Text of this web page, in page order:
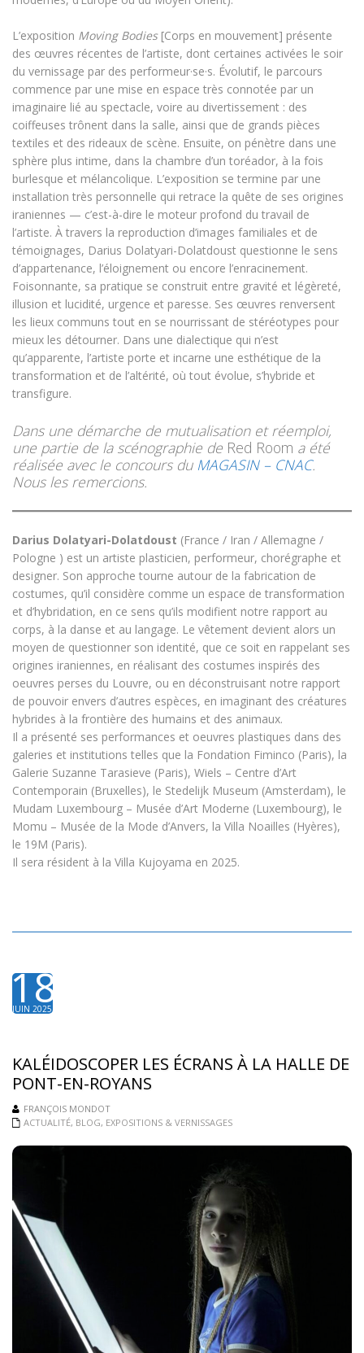
L’exposition Moving Bodies [Corps en mouvement] présente
des œuvres récentes de l’artiste, dont certaines activées le soir
du vernissage par des performeur·se·s. Évolutif, le parcours
commence par une mise en espace très connotée par un
imaginaire lié au spectacle, voire au divertissement : des
coiffeuses trônent dans la salle, ainsi que de grands pièces
textiles et des rideaux de scène. Ensuite, on pénètre dans une
sphère plus intime, dans la chambre d’un toréador, à la fois
burlesque et mélancolique. L’exposition se termine par une
installation très personnelle qui retrace la quête de ses origines
iraniennes — c’est-à-dire le moteur profond du travail de
l’artiste. À travers la reproduction d’images familiales et de
témoignages, Darius Dolatyari-Dolatdoust questionne le sens
d’appartenance, l’éloignement ou encore l’enracinement.
Foisonnante, sa pratique se construit entre gravité et légèreté,
illusion et lucidité, urgence et paresse. Ses œuvres renversent
les lieux communs tout en se nourrissant de stéréotypes pour
mieux les détourner. Dans une dialectique qui n’est
qu’apparente, l’artiste porte et incarne une esthétique de la
transformation et de l’altérité, où tout évolue, s’hybride et
transfigure.
Dans une démarche de mutualisation et réemploi,
une partie de la scénographie de Red Room a été
réalisée avec le concours du MAGASIN – CNAC.
Nous les remercions.
Darius Dolatyari-Dolatdoust (France / Iran / Allemagne /
Pologne ) est un artiste plasticien, performeur, chorégraphe et
designer. Son approche tourne autour de la fabrication de
costumes, qu’il considère comme un espace de transformation
et d’hybridation, en ce sens qu’ils modifient notre rapport au
corps, à la danse et au langage. Le vêtement devient alors un
moyen de questionner son identité, que ce soit en rappelant ses
origines iraniennes, en réalisant des costumes inspirés des
oeuvres perses du Louvre, ou en déconstruisant notre rapport
de pouvoir envers d’autres espèces, en imaginant des créatures
hybrides à la frontière des humains et des animaux.
Il a présenté ses performances et oeuvres plastiques dans des
galeries et institutions telles que la Fondation Fiminco (Paris), la
Galerie Suzanne Tarasieve (Paris), Wiels – Centre d’Art
Contemporain (Bruxelles), le Stedelijk Museum (Amsterdam), le
Mudam Luxembourg – Musée d’Art Moderne (Luxembourg), le
Momu – Musée de la Mode d’Anvers, la Villa Noailles (Hyères),
le 19M (Paris).
Il sera résident à la Villa Kujoyama en 2025.
18
JUIN 2025
KALÉIDOSCOPER LES ÉCRANS À LA HALLE DE
PONT-EN-ROYANS
FRANÇOIS MONDOT
ACTUALITÉ, BLOG, EXPOSITIONS & VERNISSAGES